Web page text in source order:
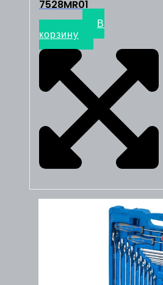
7528MR01
40950₽ В
корзину